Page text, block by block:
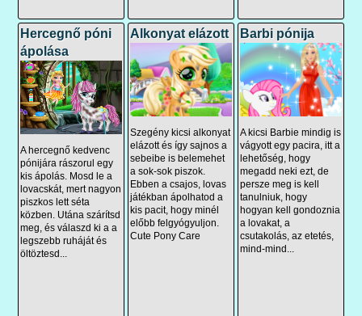
Hercegnő póni
ápolása
A hercegnő kedvenc
pónijára rászorul egy
kis ápolás. Mosd le a
lovacskát, mert nagyon
piszkos lett séta
közben. Utána szárítsd
meg, és válaszd ki a a
legszebb ruháját és
öltöztesd...
Alkonyat elázott
Szegény kicsi alkonyat
elázott és így sajnos a
sebeibe is belemehet
a sok-sok piszok.
Ebben a csajos, lovas
játékban ápolhatod a
kis pacit, hogy minél
előbb felgyógyuljon.
Cute Pony Care
Barbi pónija
A kicsi Barbie mindig is
vágyott egy pacira, itt a
lehetőség, hogy
megadd neki ezt, de
persze meg is kell
tanulniuk, hogy
hogyan kell gondoznia
a lovakat, a
csutakolás, az etetés,
mind-mind...